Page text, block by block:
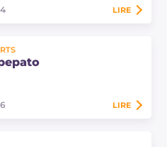
moelleux typiques du nord
Épicés, riches en fruits
LIRE
LIRE